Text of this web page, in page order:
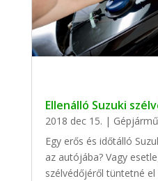
Ellenálló Suzuki
2018 dec 15. |
Egy erős és időtálló
az autójába? Vagy
szélvédőjéről tüntetné